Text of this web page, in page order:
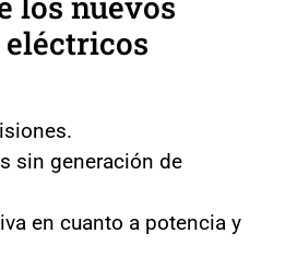
sin generación de
en cuanto a potencia y